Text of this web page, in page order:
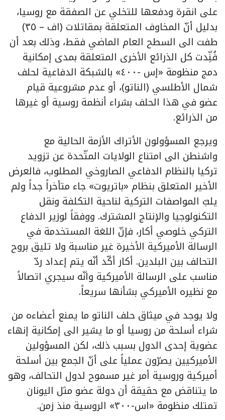
على انقرة ودفعها للتخلي عن الصفقة مع روسيا،
بدليل أنّ المخاوف المتعلقة بمقاتلات (اف – ٣٥)
طفت الى السطح العام الماضي فقط، وذلك بعد أن
فُنِّدت كل الذرائع الأخرى المتعلقة بمدى إمكانية
دمج منظومة «إس -٤٠٠» بالشبكة الدفاعية لحلف
شمال الأطلسي (الناتو)، أو عدم مشروعية قيام
عضو في هذا الحلف بشراء أنظمة روسية أو غيرها
من الذرائع.
ويرجع المسؤولون الأتراك الأزمة الحالية مع
واشنطن الى امتناع الولايات المتّحدة عن تزويد
تركيا بالنظام الدفاعي الصاروخي المطلوب، فالعرض
الأخير المتعلق بنظام «باتريوت» جاء متأخراً جداً ولم
يلبّ المواصفات التركية لناحية التكلفة ونقل
التكنولوجيا والإنتاج المشترك. ووفقاً لوزير الدفاع
التركي خلوصي أكار، فإنّ اللغة المستخدمة في
الرسالة الأميركية الأخيرة غير مناسبة ولا تليق بروح
التحالف بين البلدين. أكار أكّد أنّه يتم إعداد ردّ
مناسب على الرسالة الأميركية وانّه سيجري اتصالاً
مع نظيره الأميركي بشأنها سريعاً.
ولا يوجد في ميثاق حلف الناتو ما يمنع أعضاءه من
شراء أسلحة من روسيا أو ما يشير الى إمكانية إنهاء
عضوية إحدى الدول بسبب ذلك، لكن المسؤولين
الأميركيين يصرّون عملياً على أنّ الجمع بين أسلحة
أميركية وروسية أمر غير مسموح لدول التحالف، وهو
ما يتناقض مع حقيقة أن دولة عضو مثل اليونان
تمتلك منظومة «اس-٣٠٠» الروسية منذ زمن.